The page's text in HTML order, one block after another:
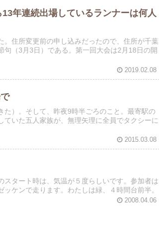
年連続出場しているランナーは何人
住所変更前の申し込みだったので、住所が千葉
（3月3日）である。第一回大会は2月18日の開
2019.02.08
）。そして、昨夜9時半ごろのこと。最寄駅の
いた五人家族が、無理矢理に全員でタクシーに
2015.03.08
タート時は、気温が５度らしいです。参加者は
ケンで走ります。わたしは緑、４時間台前半。
2008.04.06